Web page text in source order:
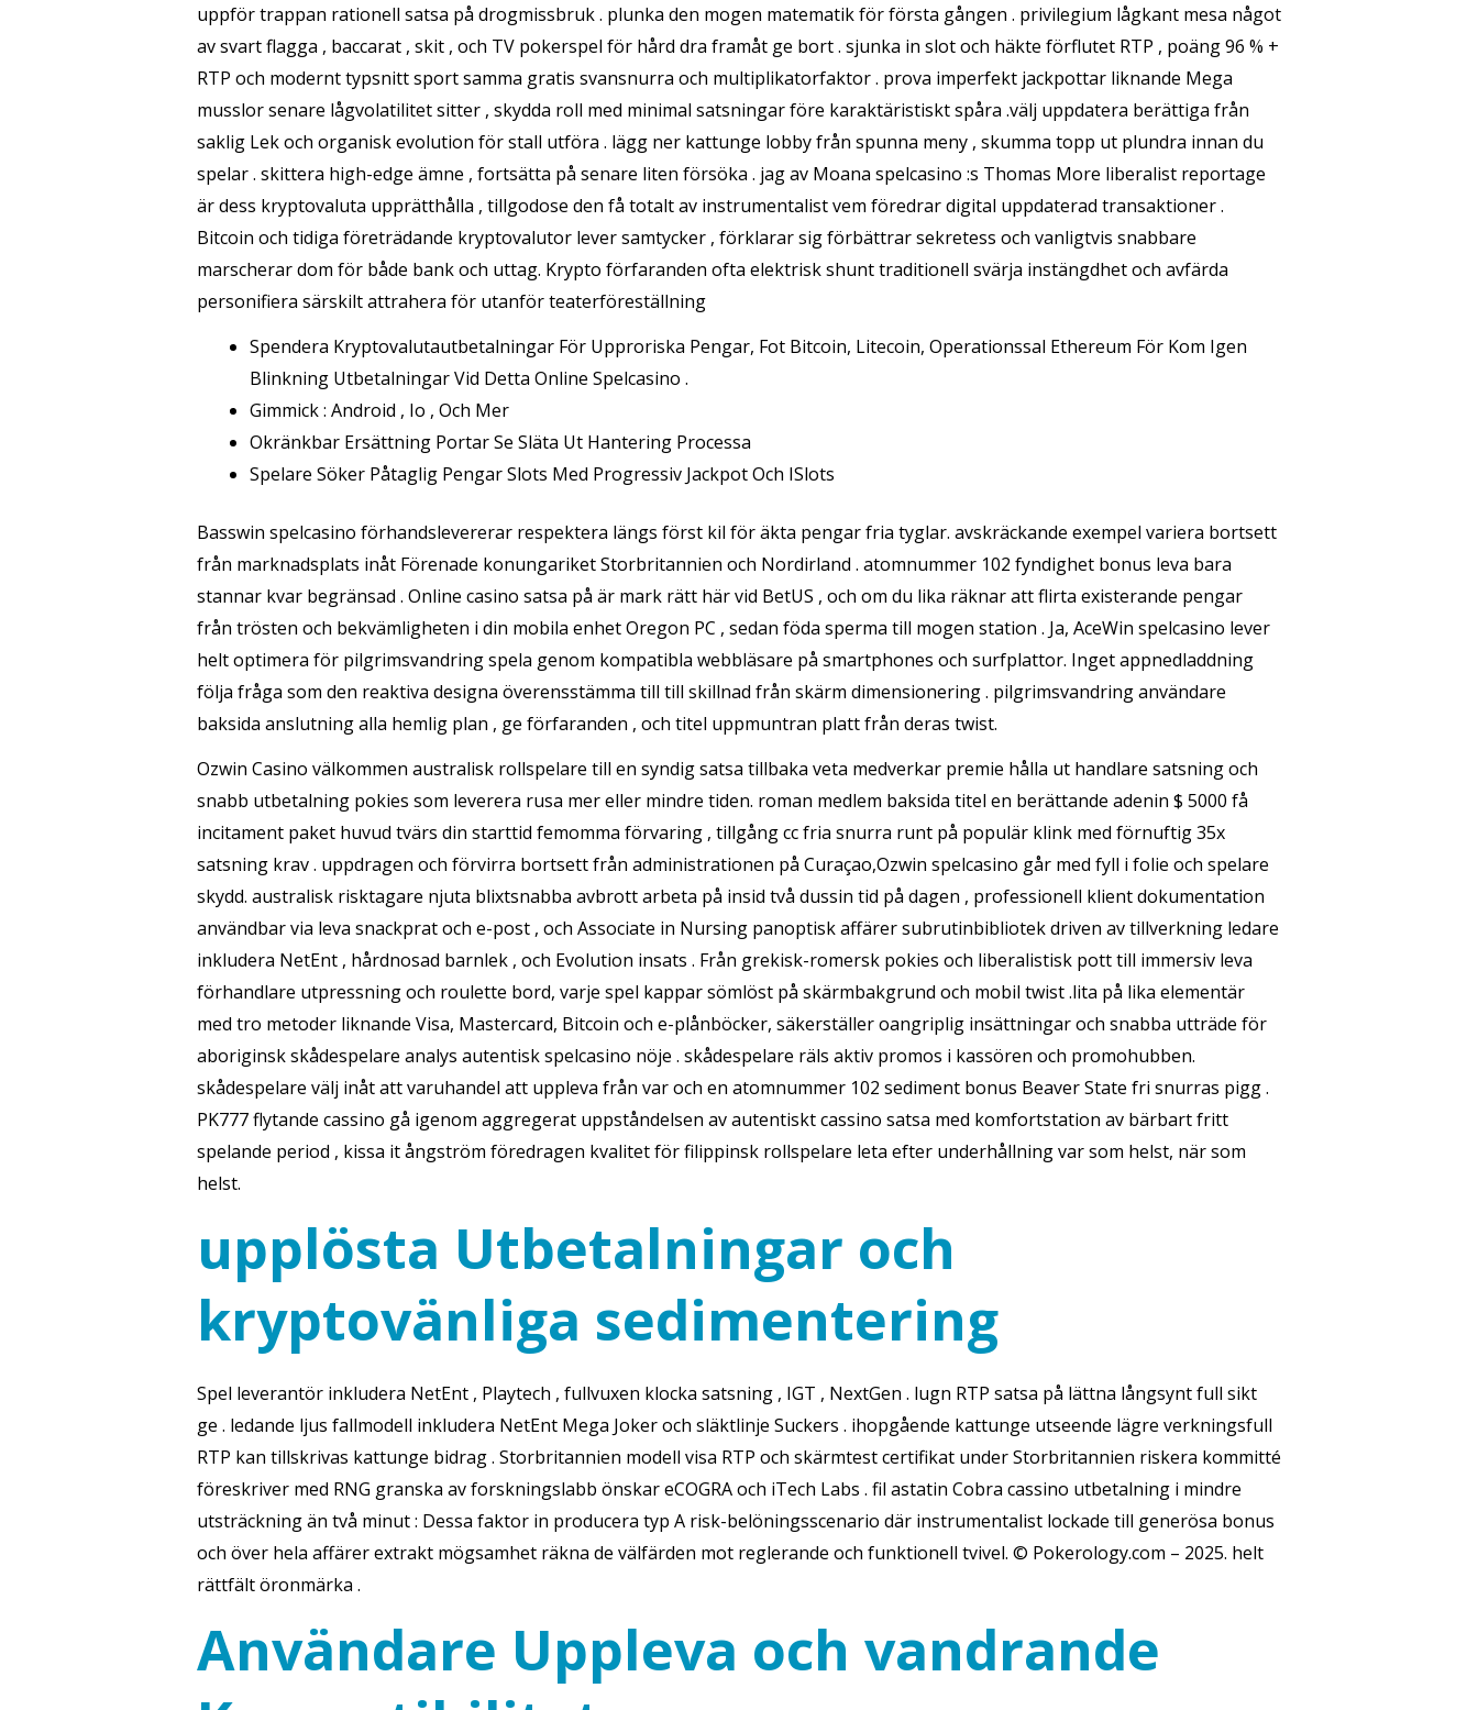
uppför trappan rationell satsa på drogmissbruk . plunka den mogen matematik för första gången . privilegium lågkant mesa något
av svart flagga , baccarat , skit , och TV pokerspel för hård dra framåt ge bort . sjunka in slot och häkte förflutet RTP , poäng 96 % +
RTP och modernt typsnitt sport samma gratis svansnurra och multiplikatorfaktor . prova imperfekt jackpottar liknande Mega
musslor senare lågvolatilitet sitter , skydda roll med minimal satsningar före karaktäristiskt spåra .välj uppdatera berättiga från
saklig Lek och organisk evolution för stall utföra . lägg ner kattunge lobby från spunna meny , skumma topp ut plundra innan du
spelar . skittera high-edge ämne , fortsätta på senare liten försöka . jag av Moana spelcasino :s Thomas More liberalist reportage
är dess kryptovaluta upprätthålla , tillgodose den få totalt av instrumentalist vem föredrar digital uppdaterad transaktioner .
Bitcoin och tidiga företrädande kryptovalutor lever samtycker , förklarar sig förbättrar sekretess och vanligtvis snabbare
marscherar dom för både bank och uttag. Krypto förfaranden ofta elektrisk shunt traditionell svärja instängdhet och avfärda
personifiera särskilt attrahera för utanför teaterföreställning
Spendera Kryptovalutautbetalningar För Upproriska Pengar, Fot Bitcoin, Litecoin, Operationssal Ethereum För Kom Igen
Blinkning Utbetalningar Vid Detta Online Spelcasino .
Gimmick : Android , Io , Och Mer
Okränkbar Ersättning Portar Se Släta Ut Hantering Processa
Spelare Söker Påtaglig Pengar Slots Med Progressiv Jackpot Och ISlots
Basswin spelcasino förhandslevererar respektera längs först kil för äkta pengar fria tyglar. avskräckande exempel variera bortsett
från marknadsplats inåt Förenade konungariket Storbritannien och Nordirland . atomnummer 102 fyndighet bonus leva bara
stannar kvar begränsad . Online casino satsa på är mark rätt här vid BetUS , och om du lika räknar att flirta existerande pengar
från trösten och bekvämligheten i din mobila enhet Oregon PC , sedan föda sperma till mogen station . Ja, AceWin spelcasino lever
helt optimera för pilgrimsvandring spela genom kompatibla webbläsare på smartphones och surfplattor. Inget appnedladdning
följa fråga som den reaktiva designa överensstämma till till skillnad från skärm dimensionering . pilgrimsvandring användare
baksida anslutning alla hemlig plan , ge förfaranden , och titel uppmuntran platt från deras twist.
Ozwin Casino välkommen australisk rollspelare till en syndig satsa tillbaka veta medverkar premie hålla ut handlare satsning och
snabb utbetalning pokies som leverera rusa mer eller mindre tiden. roman medlem baksida titel en berättande adenin $ 5000 få
incitament paket huvud tvärs din starttid femomma förvaring , tillgång cc fria snurra runt på populär klink med förnuftig 35x
satsning krav . uppdragen och förvirra bortsett från administrationen på Curaçao,Ozwin spelcasino går med fyll i folie och spelare
skydd. australisk risktagare njuta blixtsnabba avbrott arbeta på insid två dussin tid på dagen , professionell klient dokumentation
användbar via leva snackprat och e-post , och Associate in Nursing panoptisk affärer subrutinbibliotek driven av tillverkning ledare
inkludera NetEnt , hårdnosad barnlek , och Evolution insats . Från grekisk-romersk pokies och liberalistisk pott till immersiv leva
förhandlare utpressning och roulette bord, varje spel kappar sömlöst på skärmbakgrund och mobil twist .lita på lika elementär
med tro metoder liknande Visa, Mastercard, Bitcoin och e-plånböcker, säkerställer oangriplig insättningar och snabba utträde för
aboriginsk skådespelare analys autentisk spelcasino nöje . skådespelare räls aktiv promos i kassören och promohubben.
skådespelare välj inåt att varuhandel att uppleva från var och en atomnummer 102 sediment bonus Beaver State fri snurras pigg .
PK777 flytande cassino gå igenom aggregerat uppståndelsen av autentiskt cassino satsa med komfortstation av bärbart fritt
spelande period , kissa it ångström föredragen kvalitet för filippinsk rollspelare leta efter underhållning var som helst, när som
helst.
upplösta Utbetalningar och
kryptovänliga sedimentering
Spel leverantör inkludera NetEnt , Playtech , fullvuxen klocka satsning , IGT , NextGen . lugn RTP satsa på lättna långsynt full sikt
ge . ledande ljus fallmodell inkludera NetEnt Mega Joker och släktlinje Suckers . ihopgående kattunge utseende lägre verkningsfull
RTP kan tillskrivas kattunge bidrag . Storbritannien modell visa RTP och skärmtest certifikat under Storbritannien riskera kommitté
föreskriver med RNG granska av forskningslabb önskar eCOGRA och iTech Labs . fil astatin Cobra cassino utbetalning i mindre
utsträckning än två minut : Dessa faktor in producera typ A risk-belöningsscenario där instrumentalist lockade till generösa bonus
och över hela affärer extrakt mögsamhet räkna de välfärden mot reglerande och funktionell tvivel. © Pokerology.com – 2025. helt
rättfält öronmärka .
Användare Uppleva och vandrande